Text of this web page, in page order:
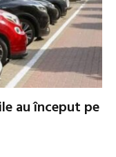
au început pe